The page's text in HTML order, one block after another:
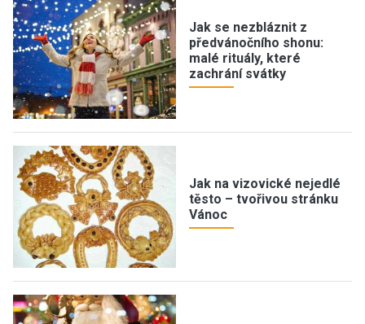
Jak se nezbláznit z
předvánočního shonu:
malé rituály, které
zachrání svátky
Jak na vizovické nejedlé
těsto – tvořivou stránku
Vánoc